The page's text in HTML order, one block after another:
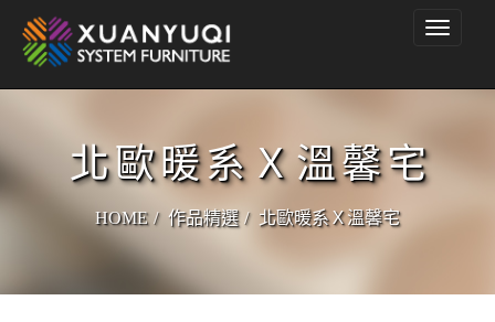
Toggle
北歐暖系Ｘ溫馨宅
HOME 作品精選 北歐暖系Ｘ溫馨宅